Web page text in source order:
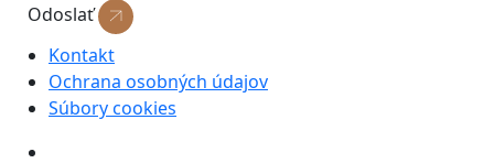
Odoslať
Kontakt
Ochrana osobných údajov
Súbory cookies